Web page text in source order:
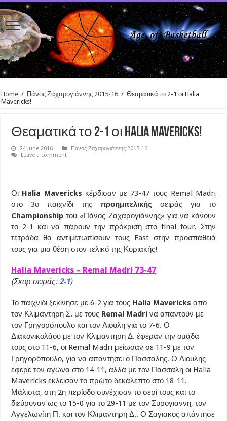
Home / Πάνος Ζαχαρογιάννης 2015-16 / Θεαματικά το 2-1 οι Halia
Mavericks!
Θεαματικά το 2-1 οι Halia Mavericks!
24 June 2016
Πάνος Ζαχαρογιάννης 2015-16
Leave a comment
Οι Halia Mavericks κέρδισαν με 73-47 τους Remal Madri
στο 3ο παιχνίδι της προημιτελικής σειράς για το
Championshipτου «Πάνος Ζαχαρογιάννης» για να κάνουν
το 2-1 και να πάρουν την πρόκριση στο final four. Στην
τετράδα θα αντιμετωπίσουν τους East στην προσπάθειά
τους για μια θέση στον τελικό της Κυριακής!
Halia Mavericks – Remal Madri 73-47
(Σκορ σειράς:2-1)
Το παιχνίδι ξεκίνησε με 6-2 για τους Halia Mavericks από
τον Κλιμαντηρη Σ. με τους Remal Madri να απαντούν με
τον Γρηγορόπουλο και τον Λιουλη για το 7-6. Ο
Διακονικολάου με τον Κλιμαντηρη Δ. έφεραν την ομάδα
τους στο 11-6, οι Remal Madri μείωσαν σε 11-9 με τον
Γρηγορόπουλο, για να απαντήσει ο Πασσαλης. Ο Λιουλης
έφερε τον αγώνα στο 14-11, αλλά με τον Πασσαλη οι Halia
Mavericks έκλεισαν το πρώτο δεκάλεπτο στο 18-11.
Μάλιστα, στη 2η περίοδο συνέχισαν το σερί τους και το
διεύρυναν ως το 15-0 για το 29-11 με τον Συρογιαννη, τον
Αγγελωνίτη Π. και τον Κλιμαντηρη Δ.. Ο Σαγιακος απάντησε